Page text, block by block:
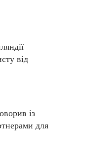
від
із
для